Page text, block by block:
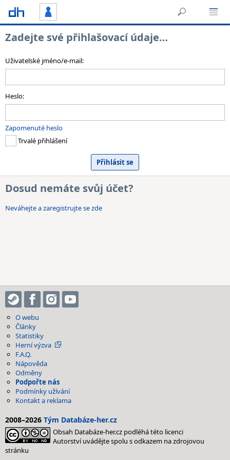
Zadejte své přihlašovací údaje…
Uživatelské jméno/e-mail:
Heslo:
Zapomenuté heslo
Trvalé přihlášení
Dosud nemáte svůj účet?
Neváhejte a zaregistrujte se zde
O webu
Články
Statistiky
Herní výzva
F.A.Q.
Nápověda
Odměny
Podpořte nás
Podmínky užívání
Kontakt a reklama
2008–2026 Tým Databáze-her.cz
Obsah Databáze-her.cz podléhá této licenci
Autorství uvádějte spolu s odkazem na zdrojovou
stránku